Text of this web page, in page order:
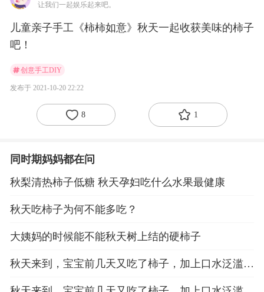
让我们一起娱乐起来吧。
儿童亲子手工《柿柿如意》秋天一起收获美味的柿子
吧！
创意手工DIY
发布于 2021-10-20 22:22
8 1
同时期妈妈都在问
秋梨清热柿子低糖 秋天孕妇吃什么水果最健康
秋天吃柿子为何不能多吃？
大姨妈的时候能不能秋天树上结的硬柿子
秋天来到，宝宝前几天又吃了柿子，加上口水泛滥，